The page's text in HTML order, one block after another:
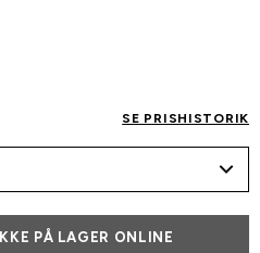
SE PRISHISTORIK
IKKE PÅ LAGER ONLINE